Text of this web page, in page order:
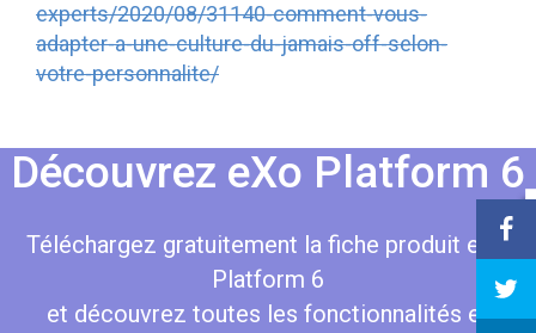
experts/2020/08/31140-comment-vous-
adapter-a-une-culture-du-jamais-off-selon-
votre-personnalite/
Découvrez eXo Platform 6
Téléchargez gratuitement la fiche produit eXo
Platform 6
et découvrez toutes les fonctionnalités et